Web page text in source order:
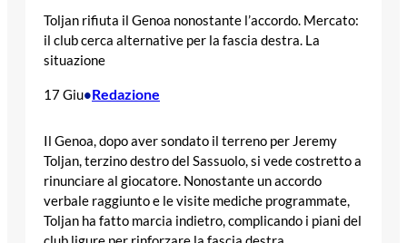
Toljan rifiuta il Genoa nonostante l’accordo. Mercato:
il club cerca alternative per la fascia destra. La
situazione
17 Giu•Redazione
Il Genoa, dopo aver sondato il terreno per Jeremy
Toljan, terzino destro del Sassuolo, si vede costretto a
rinunciare al giocatore. Nonostante un accordo
verbale raggiunto e le visite mediche programmate,
Toljan ha fatto marcia indietro, complicando i piani del